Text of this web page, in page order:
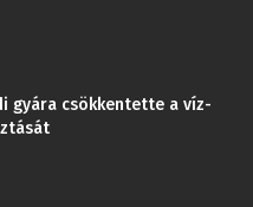
gyára csökkentette a víz-